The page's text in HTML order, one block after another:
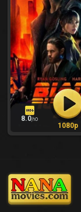
8.0/10
1080p